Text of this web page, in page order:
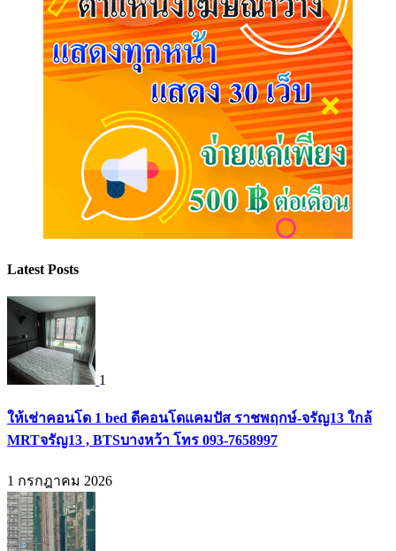
Latest Posts
1
ให้เช่าคอนโด 1 bed ดีคอนโดแคมปัส ราชพฤกษ์-จรัญ13 ใกล้
MRTจรัญ13 , BTSบางหว้า โทร 093-7658997
1 กรกฎาคม 2026